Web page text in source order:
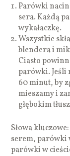
Parówki
sera. Każdą
wykałaczkę.
Wszystkie
blendera i
Ciasto
parówki. Jeśli
60 minut, by
mieszamy i
głębokim
Słowa
serem, parówki
parówki w